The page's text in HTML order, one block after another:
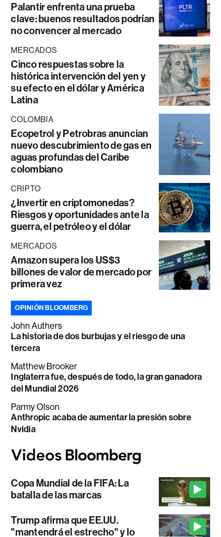
Palantir enfrenta una prueba
clave: buenos resultados podrían
no convencer al mercado
MERCADOS
Cinco respuestas sobre la
histórica intervención del yen y
su efecto en el dólar y América
Latina
COLOMBIA
Ecopetrol y Petrobras anuncian
nuevo descubrimiento de gas en
aguas profundas del Caribe
colombiano
CRIPTO
¿Invertir en criptomonedas?
Riesgos y oportunidades ante la
guerra, el petróleo y el dólar
MERCADOS
Amazon supera los US$3
billones de valor de mercado por
primera vez
OPINIÓN BLOOMBERG
John Authers
La historia de dos burbujas y el riesgo de una
tercera
Matthew Brooker
Inglaterra fue, después de todo, la gran ganadora
del Mundial 2026
Parmy Olson
Anthropic acaba de aumentar la presión sobre
Nvidia
Copa Mundial de la FIFA: La
batalla de las marcas
Trump afirma que EE.UU.
"mantendrá el estrecho" y lo